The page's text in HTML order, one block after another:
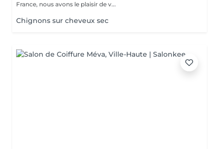
France, nous avons le plaisir de v...
Chignons sur cheveux sec